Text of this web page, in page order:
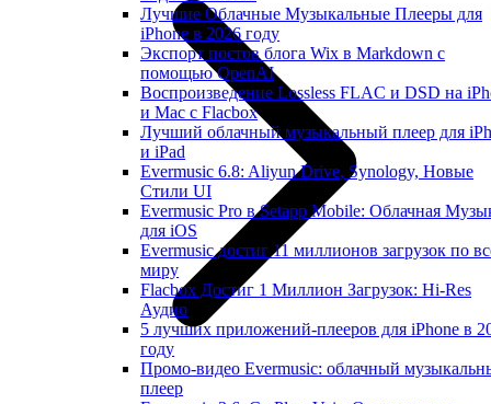
Лучшие Облачные Музыкальные Плееры для
iPhone в 2026 году
Экспорт постов блога Wix в Markdown с
помощью OpenAI
Воспроизведение Lossless FLAC и DSD на
и Mac с Flacbox
Лучший облачный музыкальный плеер для
и iPad
Evermusic 6.8: Aliyun Drive, Synology, Новые
Стили UI
Evermusic Pro в Setapp Mobile: Облачная
для iOS
Evermusic достиг 11 миллионов загрузок по
миру
Flacbox Достиг 1 Миллион Загрузок: Hi-Res
Аудио
5 лучших приложений-плееров для iPhone в
году
Промо-видео Evermusic: облачный
плеер